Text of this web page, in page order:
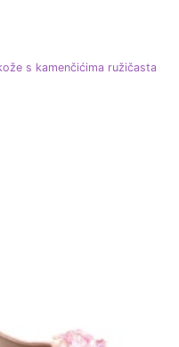
s kamenčićima ružičasta